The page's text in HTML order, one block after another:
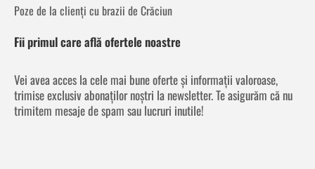
Poze de la clienți cu brazii de Crăciun
Fii primul care află ofertele noastre
Vei avea acces la cele mai bune oferte și informații valoroase,
trimise exclusiv abonaților noștri la newsletter. Te asigurăm că nu
trimitem mesaje de spam sau lucruri inutile!